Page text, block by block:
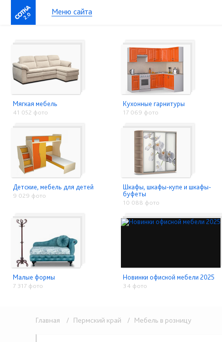
2.0 Меню сайта
Мягкая мебель
41 052 фото
Кухонные гарнитуры
17 069 фото
Детские, мебель для детей
9 029 фото
Шкафы, шкафы-купе и шкафы-
буфеты
10 088 фото
Малые формы
7 317 фото
Новинки офисной мебели 2025
34 фото
Главная / Пермский край / Мебель в розницу